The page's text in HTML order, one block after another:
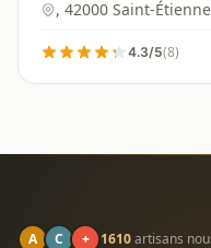
, 42000 Saint-Étienne
4.3/5(8)
A C + 1610artisans